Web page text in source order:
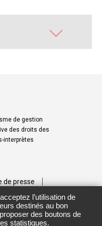
de gestion
des droits des
interprètes
de presse
Créditsl’utilisation de
destinés au bon
des boutons de
statistiques.